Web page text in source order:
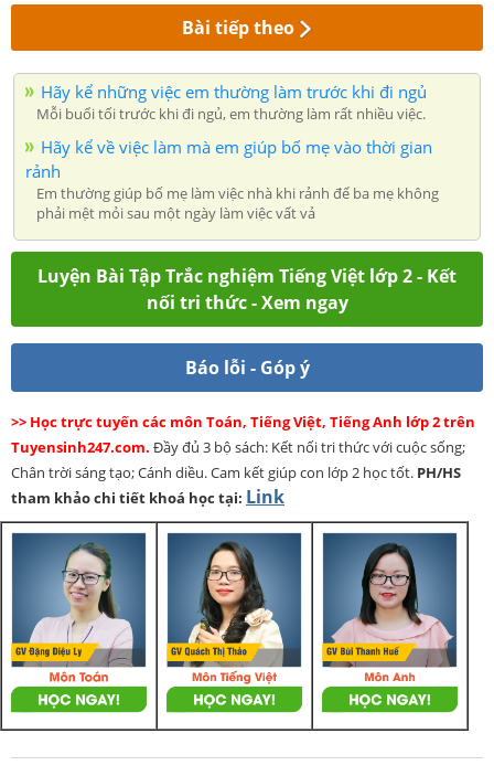
Bài tiếp theo
Hãy kể những việc em thường làm trước khi đi ngủ
Mỗi buổi tối trước khi đi ngủ, em thường làm rất nhiều việc.
Hãy kể về việc làm mà em giúp bố mẹ vào thời gian
rảnh
Em thường giúp bố mẹ làm việc nhà khi rảnh để ba mẹ không
phải mệt mỏi sau một ngày làm việc vất vả
Luyện Bài Tập Trắc nghiệm Tiếng Việt lớp 2 - Kết
nối tri thức - Xem ngay
Báo lỗi - Góp ý
>> Học trực tuyến các môn Toán, Tiếng Việt, Tiếng Anh lớp 2 trên
Tuyensinh247.com. Đầy đủ 3 bộ sách: Kết nối tri thức với cuộc sống;
Chân trời sáng tạo; Cánh diều. Cam kết giúp con lớp 2 học tốt. PH/HS
tham khảo chi tiết khoá học tại: Link